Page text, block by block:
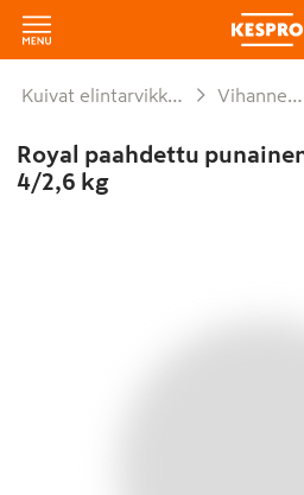
Kuivat elintarvikkeet ja säilykkeet Vihannessäilykkeet
Royal paahdettu
4/2,6 kg